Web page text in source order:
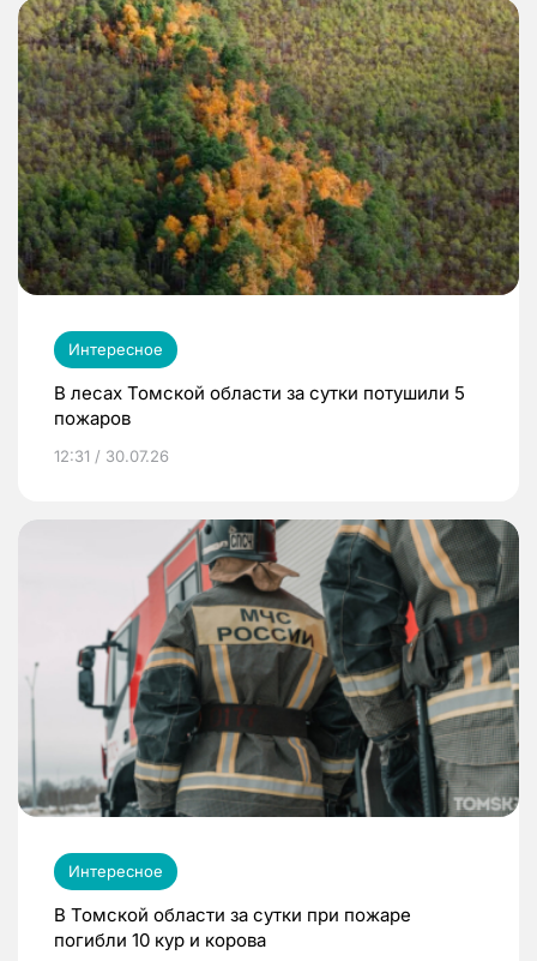
Интересное
В лесах Томской области за сутки потушили 5
пожаров
12:31 / 30.07.26
Интересное
В Томской области за сутки при пожаре
погибли 10 кур и корова